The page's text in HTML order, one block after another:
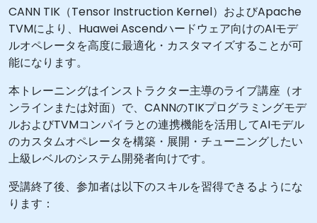
CANN TIK（Tensor Instruction Kernel）およびApache
TVMにより、Huawei Ascendハードウェア向けのAIモデ
ルオペレータを高度に最適化・カスタマイズすることが可
能になります。
本トレーニングはインストラクター主導のライブ講座（オ
ンラインまたは対面）で、CANNのTIKプログラミングモデ
ルおよびTVMコンパイラとの連携機能を活用してAIモデル
のカスタムオペレータを構築・展開・チューニングしたい
上級レベルのシステム開発者向けです。
受講終了後、参加者は以下のスキルを習得できるようにな
ります：